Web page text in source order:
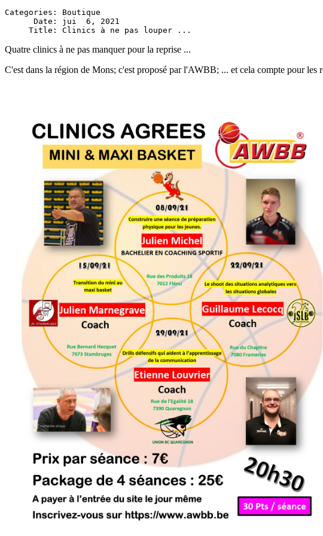
Categories: Boutique
      Date: jui  6, 2021
Quatre clinics à ne pas manquer pour la reprise ...
C'est dans la région de Mons; c'est proposé par l'AWBB; ... et cela compte pour les